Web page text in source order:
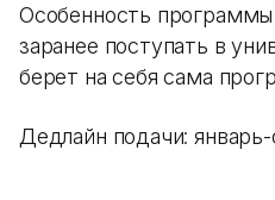
Особенность
заранее поступать в
берет на себя сама
Дедлайн подачи: январь-